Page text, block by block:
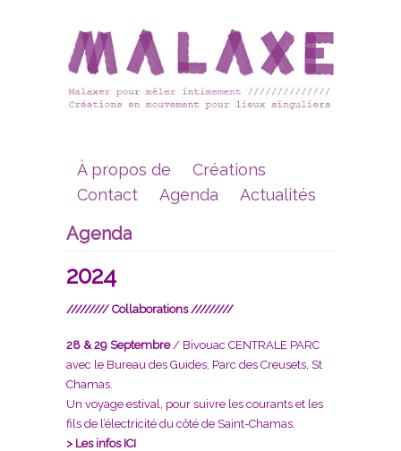
À propos de
Créations
Contact
Agenda Actualités
Agenda
2024
///////// Collaborations /////////
28 & 29 Septembre/ Bivouac CENTRALE PARC
avec le Bureau des Guides, Parc des Creusets, St
Chamas.
Un voyage estival, pour suivre les courants et les
fils de l’électricité du côté de Saint-Chamas.
> Les infos ICI